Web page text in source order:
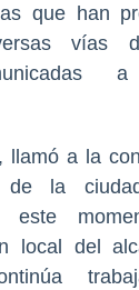
que han
vías
a
llamó a la
de la
este
local del